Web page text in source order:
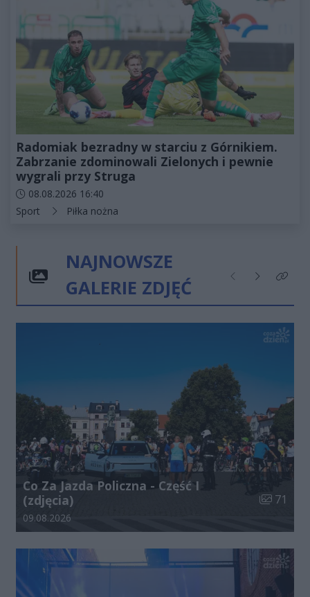
Radomiak bezradny w starciu z Górnikiem.
Zabrzanie zdominowali Zielonych i pewnie
wygrali przy Struga
Data dodania artykułu:
08.08.2026 16:40
Kategorie artykułu:
Sport Piłka nożna
NAJNOWSZE
GALERIE ZDJĘĆ
Poprzednie
NastępneKliknij
Co Za Jazda Policzna - Część I
(zdjęcia)
Liczba
71
Data dodania galerii:
09.08.2026